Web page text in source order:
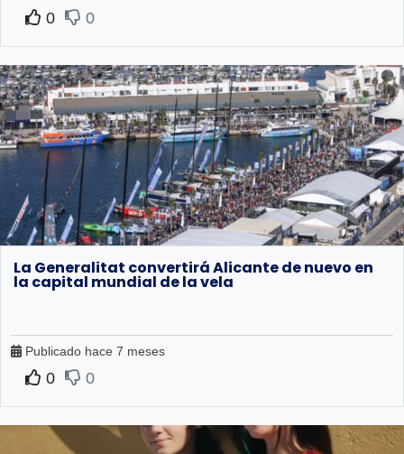
0 0
La Generalitat convertirá Alicante de nuevo en
la capital mundial de la vela
Publicado hace 7 meses
0 0